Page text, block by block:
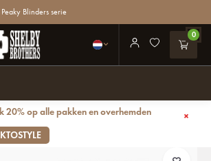
Blinders serie
0
20% op alle pakken en overhemden
Zwart